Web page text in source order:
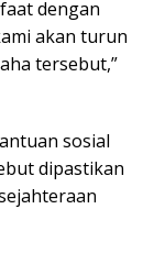
dengan
akan turun
tersebut,”
sosial
dipastikan